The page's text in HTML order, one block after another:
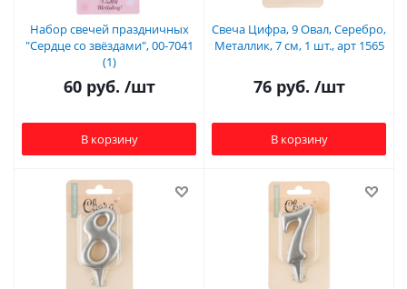
Набор свечей праздничных
"Сердце со звёздами", 00-7041
(1)
60руб. /шт
В корзину
Свеча Цифра, 9 Овал, Серебро,
Металлик, 7 см, 1 шт., арт 1565
76руб. /шт
В корзину